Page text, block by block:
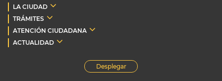
LA CIUDAD
TRÁMITES
ATENCIÓN CIUDADANA
ACTUALIDAD
Desplegar